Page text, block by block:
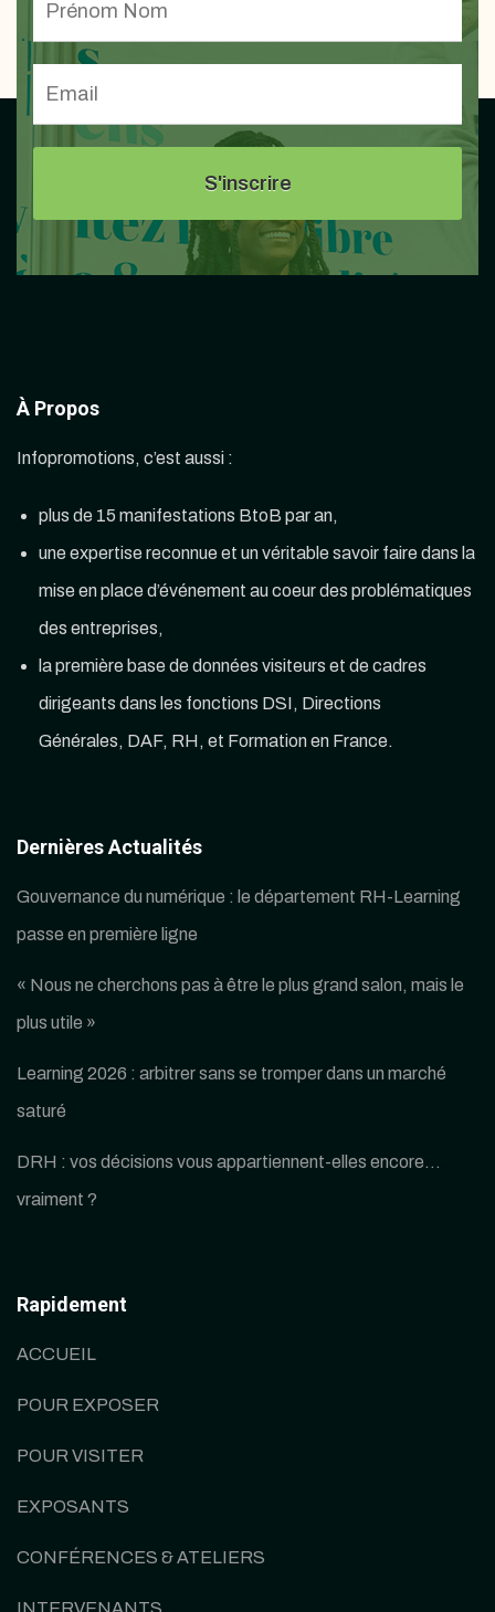
À Propos
Infopromotions, c’est aussi :
plus de 15 manifestations BtoB par an,
une expertise reconnue et un véritable savoir faire dans la
mise en place d’événement au coeur des problématiques
des entreprises,
la première base de données visiteurs et de cadres
dirigeants dans les fonctions DSI, Directions
Générales, DAF, RH, et Formation en France.
Dernières Actualités
Gouvernance du numérique : le département RH-Learning
passe en première ligne
« Nous ne cherchons pas à être le plus grand salon, mais le
plus utile »
Learning 2026 : arbitrer sans se tromper dans un marché
saturé
DRH : vos décisions vous appartiennent-elles encore…
vraiment ?
Rapidement
ACCUEIL
POUR EXPOSER
POUR VISITER
EXPOSANTS
CONFÉRENCES & ATELIERS
INTERVENANTS